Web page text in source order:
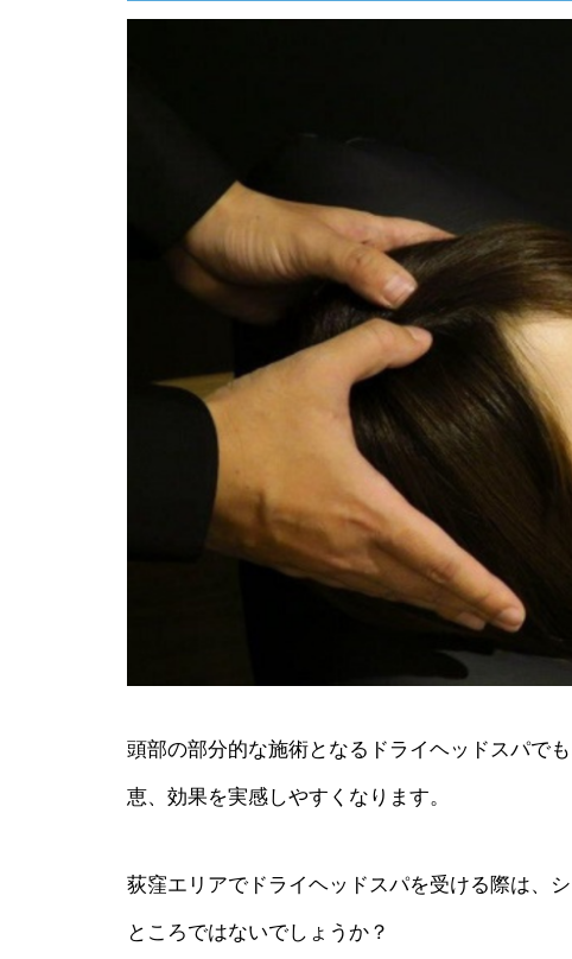
頭部の部分的な施術となるドライヘッドスパで
恵、効果を実感しやすくなります。
荻窪エリアでドライヘッドスパを受ける際は、
ところではないでしょうか？